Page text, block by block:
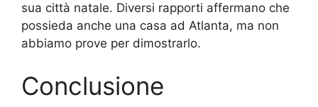
sua città natale. Diversi rapporti affermano che
possieda anche una casa ad Atlanta, ma non
abbiamo prove per dimostrarlo.
Conclusione